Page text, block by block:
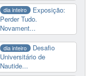
dia inteiro
Exposição:
Perder Tudo.
Novament...
dia inteiro
Desafio
Universitário de
Nautide...